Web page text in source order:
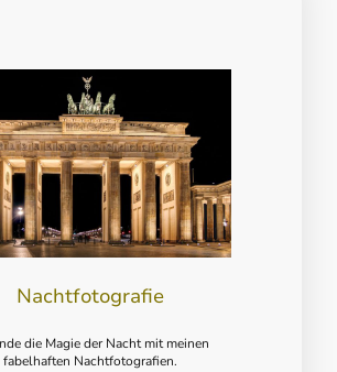
Nachtfotografie
die Magie der Nacht mit meinen
fabelhaften Nachtfotografien.